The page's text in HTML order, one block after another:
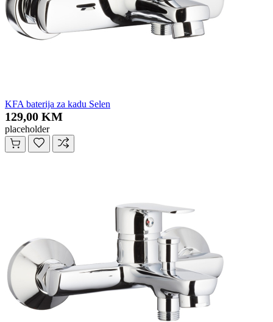
KFA baterija za kadu Selen
129,00 KM
placeholder